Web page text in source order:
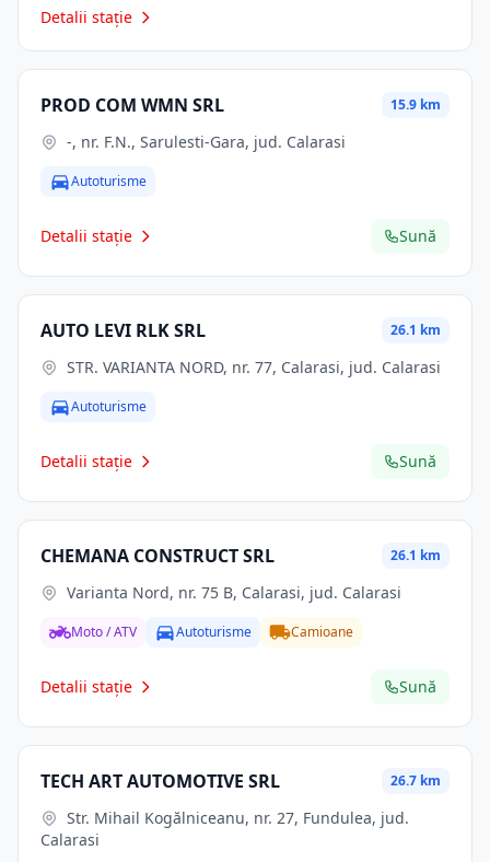
Detalii stație
PROD COM WMN SRL 15.9 km
-, nr. F.N., Sarulesti-Gara, jud. Calarasi
Autoturisme
Detalii stație Sună
AUTO LEVI RLK SRL 26.1 km
STR. VARIANTA NORD, nr. 77, Calarasi, jud. Calarasi
Autoturisme
Detalii stație Sună
CHEMANA CONSTRUCT SRL 26.1 km
Varianta Nord, nr. 75 B, Calarasi, jud. Calarasi
Moto / ATV Autoturisme Camioane
Detalii stație Sună
TECH ART AUTOMOTIVE SRL 26.7 km
Calarasi